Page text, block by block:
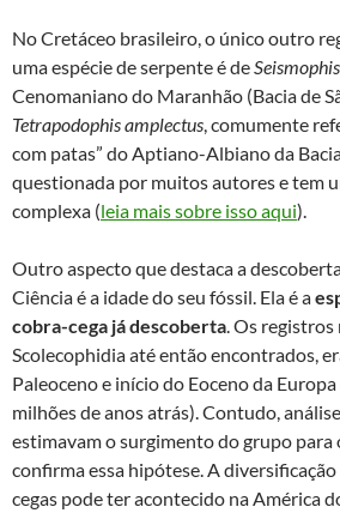
No Cretáceo brasileiro, o único outro
uma espécie de serpente é de
Cenomaniano do Maranhão (Bacia de
Tetrapodophis amplectus , comumente
com patas” do Aptiano-Albiano da
questionada por muitos autores e tem
complexa (leia mais sobre isso aqui).
Outro aspecto que destaca a
Ciência é a idade do seu fóssil. Ela é a
cobra-cega já descoberta . Os
Scolecophidia até então encontrados,
Paleoceno e início do Eoceno da
milhões de anos atrás). Contudo,
estimavam o surgimento do grupo para
confirma essa hipótese. A
cegas pode ter acontecido na América